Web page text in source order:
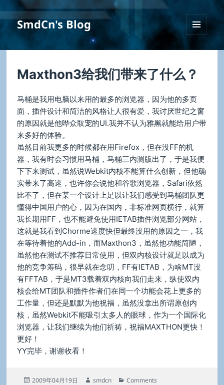
SmdCn's Blog
挂件
Maxthon3给我们带来了什么？
马桶是我用电脑以来用的最多的浏览器，因为他的多页
面，插件设计和简洁的风格让人很有爱，我讨厌世纪之窗
的原因就是他哗众取宠的UI.我并不认为雅黑就能给用户带
来多好的体验。
虽然目前我更多的时候都在用Firefox，但在没FF的机
器，我有时会习惯用马桶，马桶三内测版出了，于是我便
下下来测试，虽然说Webkit内核不能算什么创新，但他确
实带来了高速，也许你会说他和谷歌浏览器，Safari依然
比不了，但在某一个设计上足以让我们感受到马桶团队更
懂得中国用户的心，因为在国内，非标准网页横行，就算
我长期用FF，也不能避免使用IETAB插件浏览部分网站，
这就是我看到Chorme速度快但最终没用的原因之一，我
在等待着他的Add-in，而Maxthon3，虽然他功能简陋，
虽然他在测试不推荐日常使用，但双内核设计就足以成为
他的竞争筹码，很早就在念叨，FF有IETAB，为啥MT没
有FFTAB，于是MT3载着双内核向我们走来，纵使双内
核会给MT团队和插件作者们在同一个功能会花上更多的
工作量，但还是默默为他祝福，虽然没拿出所谓原创内
核，虽然Webkit不能吸引太多人的眼球，作为一个国际化
浏览器，让我们继续为他们祈祷，祝福MAXTHON更快！
更好！
YY完毕，谢谢收看！
发
2009年04月19日
作
smdcn
分
Comments